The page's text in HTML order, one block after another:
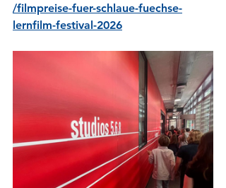
/filmpreise-fuer-schlaue-fuechse-
lernfilm-festival-2026